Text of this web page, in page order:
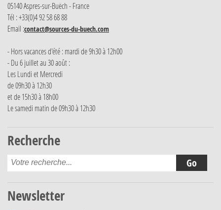
05140 Aspres-sur-Buëch - France
Tél : +33(0)4 92 58 68 88
Email :contact@sources-du-buech.com
- Hors vacances d'été : mardi de 9h30 à 12h00
- Du 6 juillet au 30 août :
Les Lundi et Mercredi
de 09h30 à 12h30
et de 15h30 à 18h00
Le samedi matin de 09h30 à 12h30
Recherche
Newsletter